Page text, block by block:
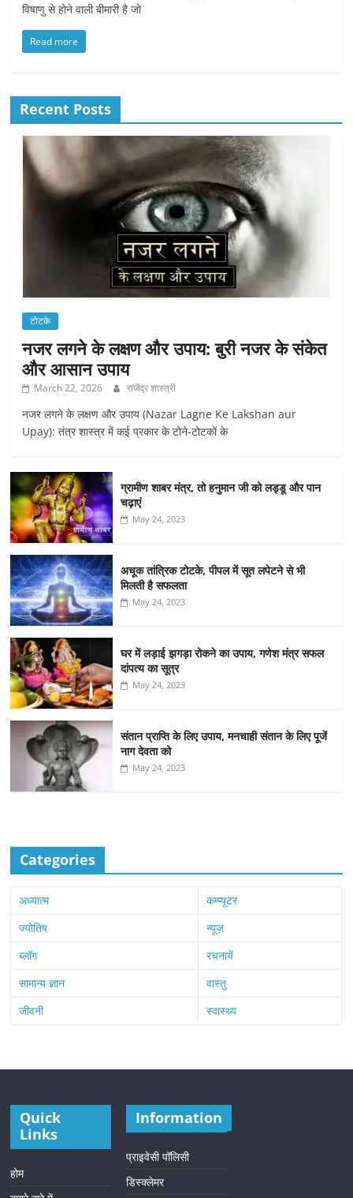
विषाणु से होने वाली बीमारी है जो
Read more
Recent Posts
टोटके
नजर लगने के लक्षण और उपाय: बुरी नजर के संकेत
और आसान उपाय
March 22, 2026 राजेंद्र शास्त्री
नजर लगने के लक्षण और उपाय (Nazar Lagne Ke Lakshan aur
Upay): तंत्र शास्त्र में कई प्रकार के टोने-टोटकों के
ग्रामीण शाबर मंत्र, तो हनुमान जी को लड्डू और पान
चढ़ाएं
May 24, 2023
अचूक तांत्रिक टोटके, पीपल में सूत लपेटने से भी
मिलती है सफलता
May 24, 2023
घर में लड़ाई झगड़ा रोकने का उपाय, गणेश मंत्र सफल
दांपत्य का सूत्र
May 24, 2023
संतान प्राप्ति के लिए उपाय, मनचाही संतान के लिए पूजें
नाग देवता को
May 24, 2023
Categories
अध्यात्म
कम्प्यूटर
ज्योतिष
न्यूज़
ब्लॉग
रचनायें
सामान्य ज्ञान
वास्तु
जीवनी
स्वास्थ्य
Quick
Links
होम
Information
प्राइवेसी पॉलिसी
डिस्क्लेमर